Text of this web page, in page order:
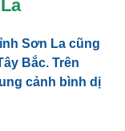
Sơn La cũng
Bắc. Trên
cảnh bình dị